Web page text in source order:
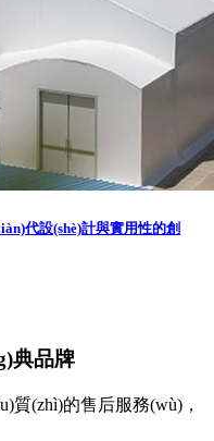
代設(shè)計與實用性的創
典品牌
質(zhì)的售后服務(wù)，